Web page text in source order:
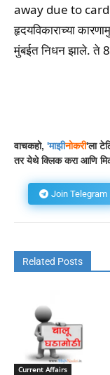
away due to
हृदयविकाराच्या
मुंबईत निधन झाले. ते
वाचकहो, 'माझीनोकरी'ला
तर येथे क्लिक करा आणि
Join Telegram
Related Posts
Current Affairs